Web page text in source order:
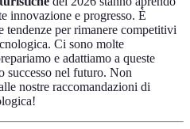
innovazione e progresso. È
tendenze per rimanere competitivi
Ci sono molte
e adattiamo a queste
successo nel futuro. Non
nostre raccomandazioni di